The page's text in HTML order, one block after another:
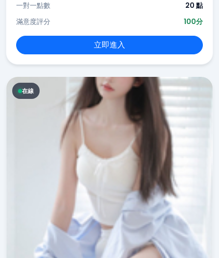
一對一點數
20 點
滿意度評分
100分
立即進入
在線